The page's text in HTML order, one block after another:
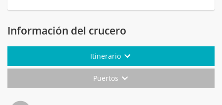
Información del crucero
Itinerario
Puertos